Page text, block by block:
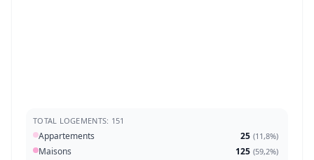
TOTAL LOGEMENTS: 151
Appartements 25 (11,8%)
Maisons 125 (59,2%)